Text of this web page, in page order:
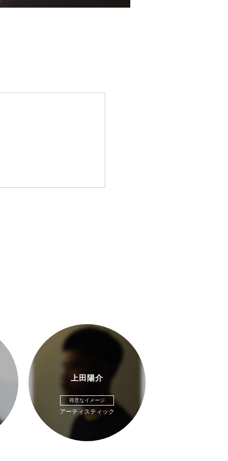
上田陽介
得意なイメージ
アーティスティック